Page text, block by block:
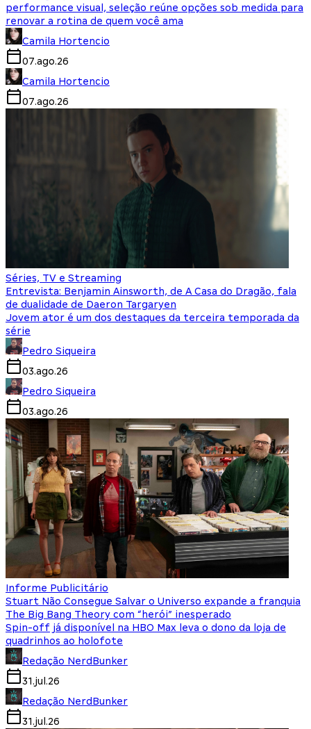
performance visual, seleção reúne opções sob medida para
renovar a rotina de quem você ama
Camila Hortencio
07.ago.26
Camila Hortencio
07.ago.26
Séries, TV e Streaming
Entrevista: Benjamin Ainsworth, de A Casa do Dragão, fala
de dualidade de Daeron Targaryen
Jovem ator é um dos destaques da terceira temporada da
série
Pedro Siqueira
03.ago.26
Pedro Siqueira
03.ago.26
Informe Publicitário
Stuart Não Consegue Salvar o Universo expande a franquia
The Big Bang Theory com “herói” inesperado
Spin-off já disponível na HBO Max leva o dono da loja de
quadrinhos ao holofote
Redação NerdBunker
31.jul.26
Redação NerdBunker
31.jul.26